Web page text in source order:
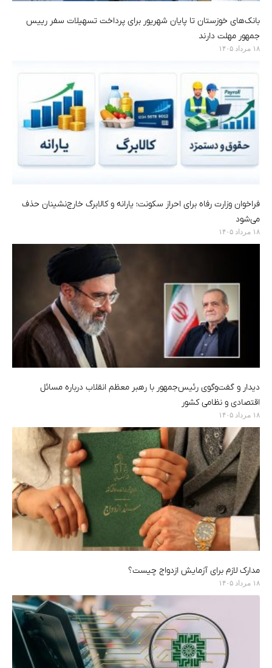
بانک‌های خوزستان تا پایان شهریور برای پرداخت تسهیلات سفر رییس
جمهور مهلت دارند
۱۸ مرداد ۱۴۰۵
فراخوان وزارت رفاه برای احراز سکونت؛ یارانه و کالابرگ خارج‌نشینان حذف
می‌شود
۱۸ مرداد ۱۴۰۵
دیدار و گفت‌وگوی رئیس‌جمهور با رهبر معظم انقلاب درباره مسائل
اقتصادی و نظامی کشور
۱۸ مرداد ۱۴۰۵
مدارک لازم برای آزمایش ازدواج چیست؟
۱۸ مرداد ۱۴۰۵